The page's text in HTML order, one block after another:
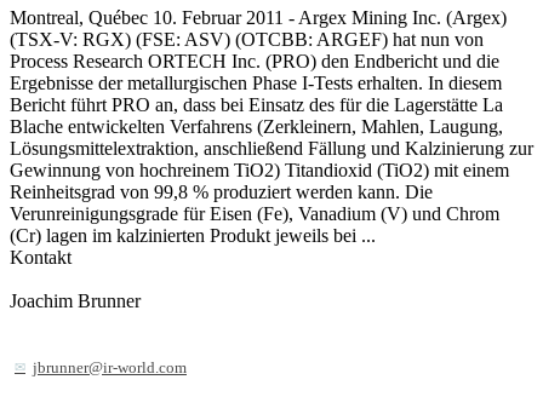
Montreal, Québec 10. Februar 2011 - Argex Mining Inc. (Argex)
(TSX-V: RGX) (FSE: ASV) (OTCBB: ARGEF) hat nun von
Process Research ORTECH Inc. (PRO) den Endbericht und die
Ergebnisse der metallurgischen Phase I-Tests erhalten. In diesem
Bericht führt PRO an, dass bei Einsatz des für die Lagerstätte La
Blache entwickelten Verfahrens (Zerkleinern, Mahlen, Laugung,
Lösungsmittelextraktion, anschließend Fällung und Kalzinierung zur
Gewinnung von hochreinem TiO2) Titandioxid (TiO2) mit einem
Reinheitsgrad von 99,8 % produziert werden kann. Die
Verunreinigungsgrade für Eisen (Fe), Vanadium (V) und Chrom
(Cr) lagen im kalzinierten Produkt jeweils bei ...
Kontakt
Joachim Brunner
jbrunner@ir-world.com